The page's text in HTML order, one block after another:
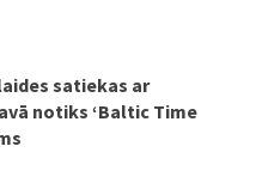
satiekas ar
notiks ‘Baltic Time